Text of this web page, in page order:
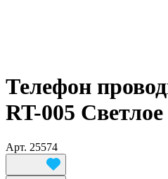
Телефон
RT-005 Светлое
Арт. 25574